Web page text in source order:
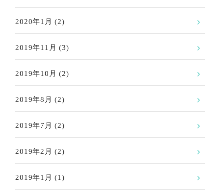
2020年1月 (2)
2019年11月 (3)
2019年10月 (2)
2019年8月 (2)
2019年7月 (2)
2019年2月 (2)
2019年1月 (1)